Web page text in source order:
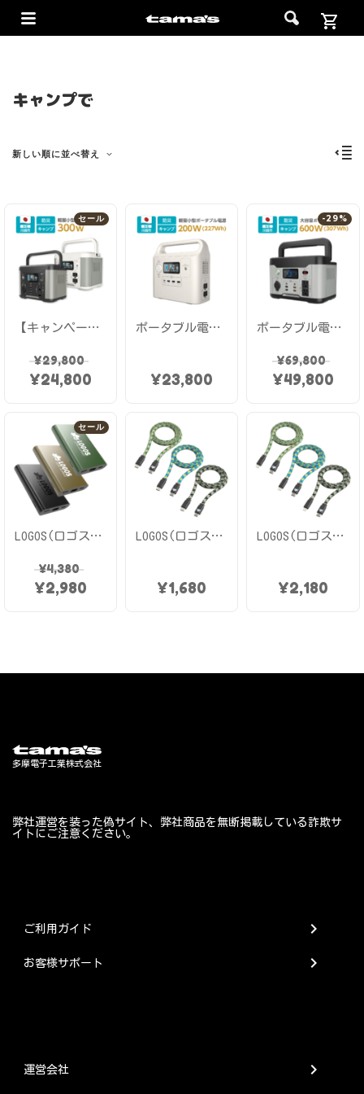
キャンプで
新しい順に並べ替え
セール
【キャンペーン価格】ポータブル電源 300W PD60W 80000mAh/288Wh リチウムイオンバッテリー キャンプ アウトドア ピクニック 防災グッズ 車中泊 TL127GY-KW
¥29,800
¥24,800
ポータブル電源 200W 227Wh 62400mAh 軽量 小型 正弦波 USB-C 急速充電 PD対応 LEDライト搭載 リチウムイオン充電池 キャンプ アウトドア ピクニック 防災グッズ 車中泊 TL152W-KW 多摩電子工業
¥23,800
-29%
ポータブル電源 600W リン酸鉄リチウムイオン電池 ワイヤレス充電対応 PD65W キャンプ アウトドア 防災 車中泊 USB-A×3/USB-C×2/AC出力×2 スマホ PC USB 大容量 TL154GY-KW
¥69,800
¥49,800
セール
LOGOS(ロゴス) モバイルバッテリー 10000mAh PD20W キャンプ アウトドア USB-Cポート USB-Aポート メタルボディ LED電池残量表示 LG-LP124シリーズ
¥4,380
¥2,980
LOGOS(ロゴス) 充電ケーブル 1.0m フラットタフケーブル PD60W対応 タイプC データ転送 480Mbps 編込みナイロン製 キャンプ アウトドア LG-H308CC10シリーズ
¥1,680
LOGOS(ロゴス) 充電ケーブル 1.0m フラットタフケーブル PD60W対応 iPhone ライトニング データ転送 480Mbps 編込みナイロン製 キャンプ アウトドア LG-H308CL10シリーズ
¥2,180
弊社運営を装った偽サイト、弊社商品を無断掲載している詐欺サ
イトにご注意ください。
ご利用ガイド chevron_right
お客様サポート chevron_right
運営会社
chevron_right